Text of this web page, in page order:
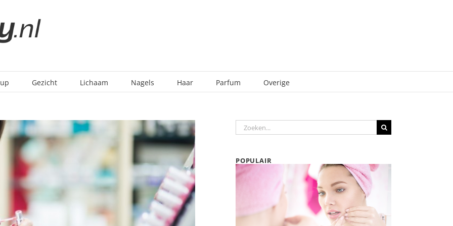
Gezicht Lichaam Nagels Haar Parfum Overige
Zoeken
naar:
POPULAIR